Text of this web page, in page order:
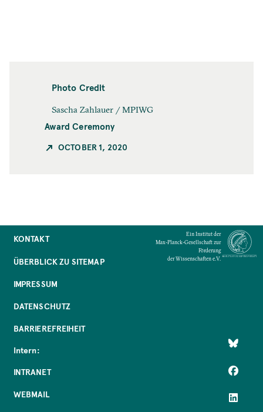
Photo Credit
Sascha Zahlauer / MPIWG
Award Ceremony
OCTOBER 1, 2020
KONTAKT
ÜBERBLICK ZU SITEMAP
IMPRESSUM
DATENSCHUTZ
BARRIEREFREIHEIT
Intern:
INTRANET
WEBMAIL
Ein Institut der
Max-Planck-Gesellschaft zur
Förderung
der Wissenschaften e.V.